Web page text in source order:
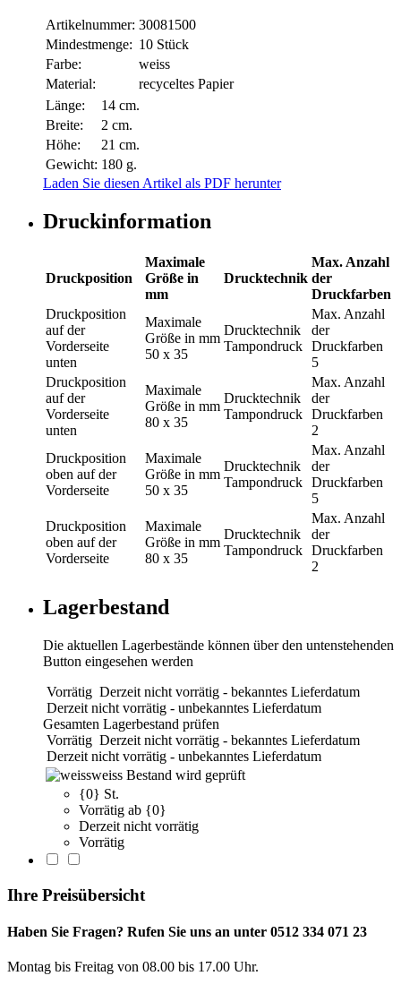
Artikelnummer: 30081500
Mindestmenge: 10 Stück
Farbe:
weiss
Material:
recyceltes Papier
Länge:
14 cm.
Breite:
2 cm.
Höhe:
21 cm.
Gewicht: 180 g.
Laden Sie diesen Artikel als PDF herunter
Druckinformation
Druckposition
Maximale
Größe in
mm
Drucktechnik
Max. Anzahl
der
Druckfarben
Druckposition
auf der
Vorderseite
unten
Maximale
Größe in mm
50 x 35
Drucktechnik
Tampondruck
Max. Anzahl
der
Druckfarben
5
Druckposition
auf der
Vorderseite
unten
Maximale
Größe in mm
80 x 35
Drucktechnik
Tampondruck
Max. Anzahl
der
Druckfarben
2
Druckposition
oben auf der
Vorderseite
Maximale
Größe in mm
50 x 35
Drucktechnik
Tampondruck
Max. Anzahl
der
Druckfarben
5
Druckposition
oben auf der
Vorderseite
Maximale
Größe in mm
80 x 35
Drucktechnik
Tampondruck
Max. Anzahl
der
Druckfarben
2
Lagerbestand
Die aktuellen Lagerbestände können über den untenstehenden
Button eingesehen werden
Vorrätig Derzeit nicht vorrätig - bekanntes Lieferdatum
Derzeit nicht vorrätig - unbekanntes Lieferdatum
Gesamten Lagerbestand prüfen
Vorrätig Derzeit nicht vorrätig - bekanntes Lieferdatum
Derzeit nicht vorrätig - unbekanntes Lieferdatum
weiss Bestand wird geprüft
{0} St.
Vorrätig ab {0}
Derzeit nicht vorrätig
Vorrätig
Ihre Preisübersicht
Haben Sie Fragen? Rufen Sie uns an unter 0512 334 071 23
Montag bis Freitag von 08.00 bis 17.00 Uhr.